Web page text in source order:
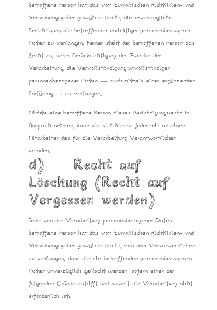
betroffene Person hat das vom Europäischen Richtlinien- und
Verordnungsgeber gewährte Recht, die unverzügliche
Berichtigung sie betreffender unrichtiger personenbezogener
Daten zu verlangen. Ferner steht der betroffenen Person das
Recht zu, unter Berücksichtigung der Zwecke der
Verarbeitung, die Vervollständigung unvollständiger
personenbezogener Daten — auch mittels einer ergänzenden
Erklärung — zu verlangen.
Möchte eine betroffene Person dieses Berichtigungsrecht in
Anspruch nehmen, kann sie sich hierzu jederzeit an einen
Mitarbeiter des für die Verarbeitung Verantwortlichen
wenden.
d) Recht auf
Löschung (Recht auf
Vergessen werden)
Jede von der Verarbeitung personenbezogener Daten
betroffene Person hat das vom Europäischen Richtlinien- und
Verordnungsgeber gewährte Recht, von dem Verantwortlichen
zu verlangen, dass die sie betreffenden personenbezogenen
Daten unverzüglich gelöscht werden, sofern einer der
folgenden Gründe zutrifft und soweit die Verarbeitung nicht
erforderlich ist: